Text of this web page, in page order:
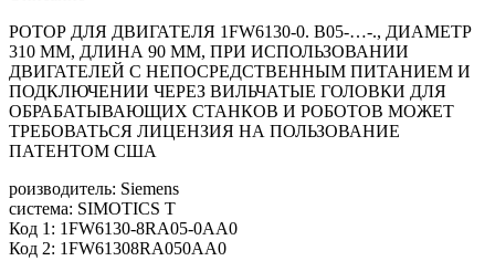
РОТОР ДЛЯ ДВИГАТЕЛЯ 1FW6130-0. B05-…-., ДИАМЕТР
310 ММ, ДЛИНА 90 ММ, ПРИ ИСПОЛЬЗОВАНИИ
ДВИГАТЕЛЕЙ С НЕПОСРЕДСТВЕННЫМ ПИТАНИЕМ И
ПОДКЛЮЧЕНИИ ЧЕРЕЗ ВИЛЬЧАТЫЕ ГОЛОВКИ ДЛЯ
ОБРАБАТЫВАЮЩИХ СТАНКОВ И РОБОТОВ МОЖЕТ
ТРЕБОВАТЬСЯ ЛИЦЕНЗИЯ НА ПОЛЬЗОВАНИЕ
ПАТЕНТОМ США
роизводитель: Siemens
система: SIMOTICS T
Код 1: 1FW6130-8RA05-0AA0
Код 2: 1FW61308RA050AA0